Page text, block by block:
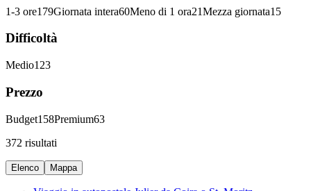
1-3 ore179Giornata intera60Meno di 1 ora21Mezza giornata15
Difficoltà
Medio123
Prezzo
Budget158Premium63
372 risultati
Elenco Mappa